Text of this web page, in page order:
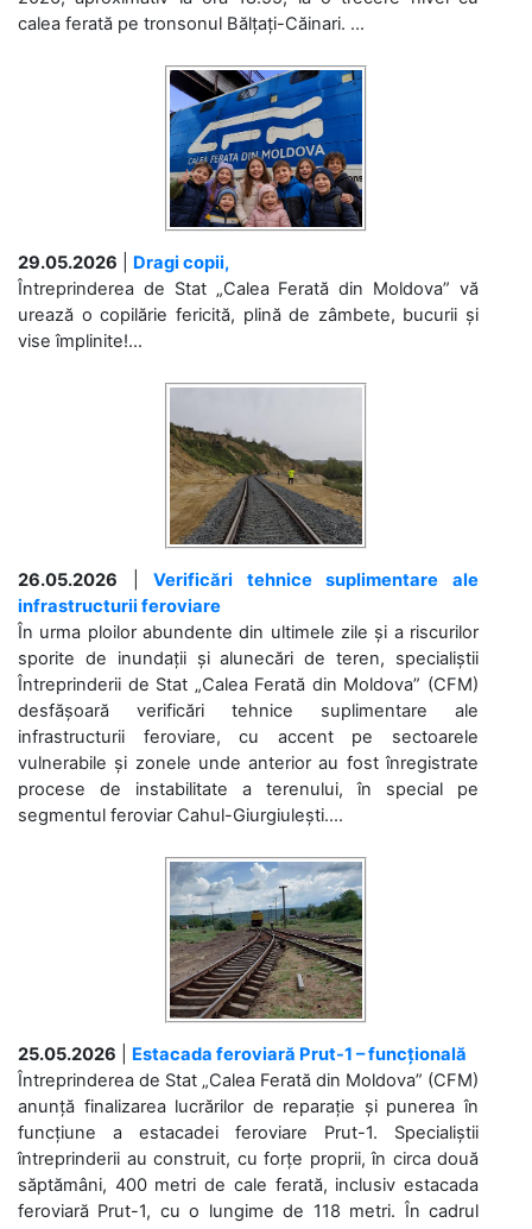
calea ferată pe tronsonul Bălțați-Căinari. ...
29.05.2026
Dragi copii,
Întreprinderea de Stat „Calea Ferată din Moldova” vă
urează o copilărie fericită, plină de zâmbete, bucurii și
vise împlinite!...
26.05.2026 |Verificări tehnice suplimentare ale
infrastructurii feroviare
În urma ploilor abundente din ultimele zile și a riscurilor
sporite de inundații și alunecări de teren, specialiștii
Întreprinderii de Stat „Calea Ferată din Moldova” (CFM)
desfășoară verificări tehnice suplimentare ale
infrastructurii feroviare, cu accent pe sectoarele
vulnerabile și zonele unde anterior au fost înregistrate
procese de instabilitate a terenului, în special pe
segmentul feroviar Cahul-Giurgiulești....
25.05.2026
Estacada feroviară Prut-1 – funcțională
Întreprinderea de Stat „Calea Ferată din Moldova” (CFM)
anunță finalizarea lucrărilor de reparație și punerea în
funcțiune a estacadei feroviare Prut-1. Specialiștii
întreprinderii au construit, cu forțe proprii, în circa două
săptămâni, 400 metri de cale ferată, inclusiv estacada
feroviară Prut-1, cu o lungime de 118 metri. În cadrul